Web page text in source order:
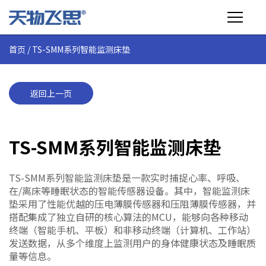
产品介绍
行业应用
关于飞思
商城
首页 / TS-SMM系列智能监测床垫
返回上一页
TS-SMM系列智能监测床垫
TS-SMM系列智能监测床垫是一款实时捕捉心率、呼吸、
在/离床等睡眠状态的智能传感器设备。其中，智能监测床
垫采用了性能优越的压电薄膜传感器和压阻薄膜传感器，并
搭配集成了独立自研的核心算法的MCU，能够向各种移动
终端（智能手机、平板）和非移动终端（计算机、工作站）
发送数据，从多个维度上监测用户的身体健康状态及睡眠质
量等信息。